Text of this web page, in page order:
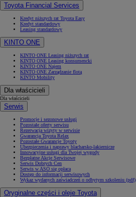
Toyota Financial Services
Kredyt niższych rat Toyota Easy
Kredyt standardowy
Leasing standardowy
KINTO ONE
KINTO ONE Leasing niższych rat
KINTO ONE Leasing konsumencki
KINTO ONE Najem
KINTO ONE Zarządzanie flotą
KINTO Mobility
Dla właścicieli
Dla właścicieli
Serwis
Promocje i sezonowe usługi
Pozostałe oferty serwisu
Rezerwacja wizyty w serwisie
Gwarancja Toyota Relax
Pozostałe Gwarancje Toyoty
Ubezpieczenia i naprawy blacharsko-lakiernicze
Innowacyjne usługi dla Twojej wygody
Bezpłatne Akcje Serwisowe
Serwis Dobrych Cen
Serwis w ASO się opłaca
Dostęp do informacji serwisowych
Wykaz wydanych zaświadczeń o odbytym szkoleniu (pdf)
Oryginalne części i oleje Toyota